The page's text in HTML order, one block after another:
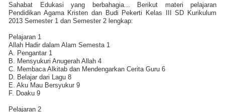
Sahabat Edukasi yang berbahagia... Berikut materi pelajaran
Pendidikan Agama Kristen dan Budi Pekerti Kelas III SD Kurikulum
2013 Semester 1 dan Semester 2 lengkap:
Pelajaran 1
Allah Hadir dalam Alam Semesta 1
A. Pengantar 1
B. Mensyukuri Anugerah Allah 4
C. Membaca Alkitab dan Mendengarkan Cerita Guru 6
D. Belajar dari Lagu 8
E. Aku Mau Bersyukur 9
F. Doaku 9
Pelajaran 2